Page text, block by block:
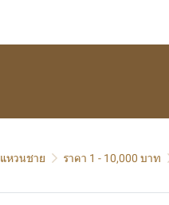
แหวนชาย ราคา 1 - 10,000 บาท